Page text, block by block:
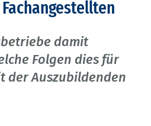
damit
Folgen dies für
der Auszubildenden